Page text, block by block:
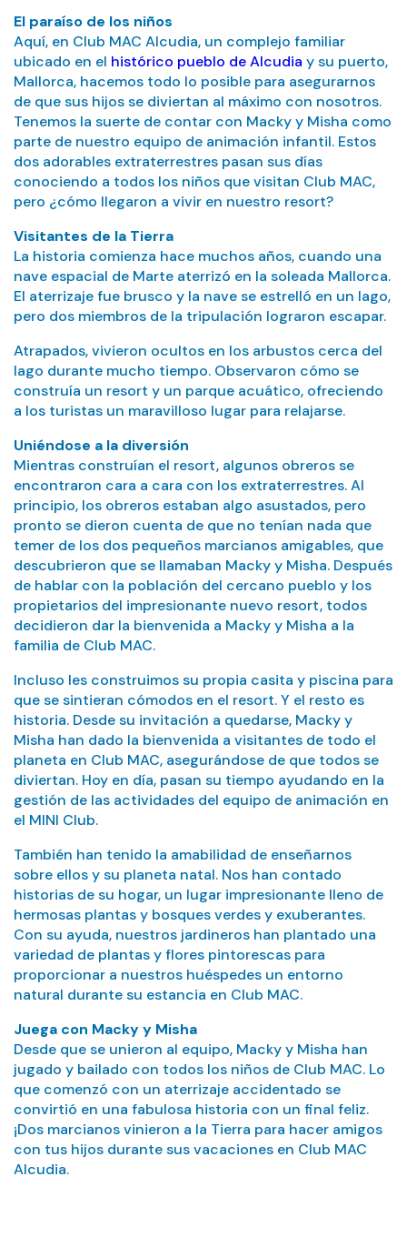
El paraíso de los niños
Aquí, en Club MAC Alcudia, un complejo familiar
ubicado en el histórico pueblo de Alcudia y su puerto,
Mallorca, hacemos todo lo posible para asegurarnos
de que sus hijos se diviertan al máximo con nosotros.
Tenemos la suerte de contar con Macky y Misha como
parte de nuestro equipo de animación infantil. Estos
dos adorables extraterrestres pasan sus días
conociendo a todos los niños que visitan Club MAC,
pero ¿cómo llegaron a vivir en nuestro resort?
Visitantes de la Tierra
La historia comienza hace muchos años, cuando una
nave espacial de Marte aterrizó en la soleada Mallorca.
El aterrizaje fue brusco y la nave se estrelló en un lago,
pero dos miembros de la tripulación lograron escapar.
Atrapados, vivieron ocultos en los arbustos cerca del
lago durante mucho tiempo. Observaron cómo se
construía un resort y un parque acuático, ofreciendo
a los turistas un maravilloso lugar para relajarse.
Uniéndose a la diversión
Mientras construían el resort, algunos obreros se
encontraron cara a cara con los extraterrestres. Al
principio, los obreros estaban algo asustados, pero
pronto se dieron cuenta de que no tenían nada que
temer de los dos pequeños marcianos amigables, que
descubrieron que se llamaban Macky y Misha. Después
de hablar con la población del cercano pueblo y los
propietarios del impresionante nuevo resort, todos
decidieron dar la bienvenida a Macky y Misha a la
familia de Club MAC.
Incluso les construimos su propia casita y piscina para
que se sintieran cómodos en el resort. Y el resto es
historia. Desde su invitación a quedarse, Macky y
Misha han dado la bienvenida a visitantes de todo el
planeta en Club MAC, asegurándose de que todos se
diviertan. Hoy en día, pasan su tiempo ayudando en la
gestión de las actividades del equipo de animación en
el MINI Club.
También han tenido la amabilidad de enseñarnos
sobre ellos y su planeta natal. Nos han contado
historias de su hogar, un lugar impresionante lleno de
hermosas plantas y bosques verdes y exuberantes.
Con su ayuda, nuestros jardineros han plantado una
variedad de plantas y flores pintorescas para
proporcionar a nuestros huéspedes un entorno
natural durante su estancia en Club MAC.
Juega con Macky y Misha
Desde que se unieron al equipo, Macky y Misha han
jugado y bailado con todos los niños de Club MAC. Lo
que comenzó con un aterrizaje accidentado se
convirtió en una fabulosa historia con un final feliz.
¡Dos marcianos vinieron a la Tierra para hacer amigos
con tus hijos durante sus vacaciones en Club MAC
Alcudia.